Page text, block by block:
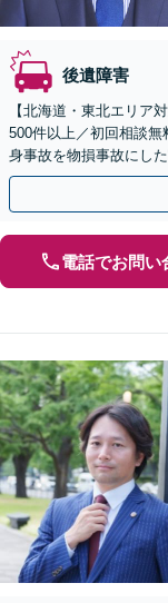
後遺障害
【北海道・東北エリア
500件以上／初回相談
身事故を物損事故にし
渉／弁護士費用特約／
電話でお問い